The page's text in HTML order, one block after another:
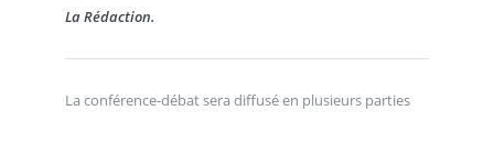
La Rédaction.
La conférence-débat sera diffusé en plusieurs parties